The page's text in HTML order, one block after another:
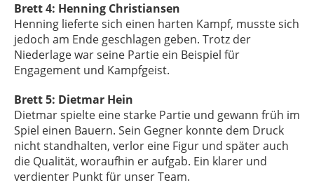
Brett 4: Henning Christiansen
Henning lieferte sich einen harten Kampf, musste sich
jedoch am Ende geschlagen geben. Trotz der
Niederlage war seine Partie ein Beispiel für
Engagement und Kampfgeist.
Brett 5: Dietmar Hein
Dietmar spielte eine starke Partie und gewann früh im
Spiel einen Bauern. Sein Gegner konnte dem Druck
nicht standhalten, verlor eine Figur und später auch
die Qualität, woraufhin er aufgab. Ein klarer und
verdienter Punkt für unser Team.